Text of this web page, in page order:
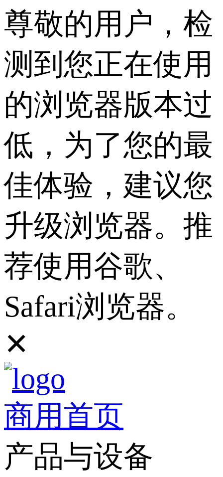
尊敬的用户，检
测到您正在使用
的浏览器版本过
低，为了您的最
佳体验，建议您
升级浏览器。推
荐使用谷歌、
Safari浏览器。
✕
商用首页
产品与设备